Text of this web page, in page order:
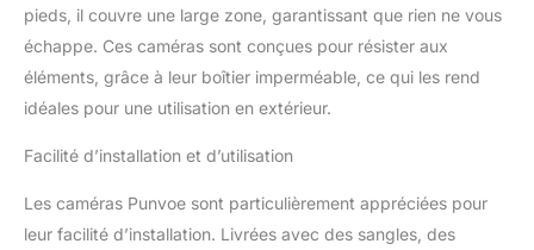
de 2 pouces
garantissent une
expérience immersive de
la faune comme jamais
auparavant. Temps de
0,2 s et grand angle de
mouvements détectés, la
vitesse de
pieds, il couvre une large zone, garantissant que rien ne vous
échappe. Ces caméras sont conçues pour résister aux
éléments, grâce à leur boîtier imperméable, ce qui les rend
idéales pour une utilisation en extérieur.
Facilité d’installation et d’utilisation
Les caméras Punvoe sont particulièrement appréciées pour
leur facilité d’installation. Livrées avec des sangles, des